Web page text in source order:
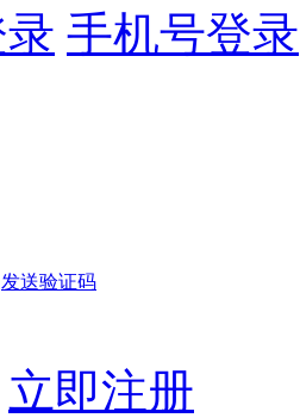
手机号登录
发送验证码
立即注册